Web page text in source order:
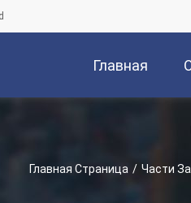
Главная
Главная Страница / Части